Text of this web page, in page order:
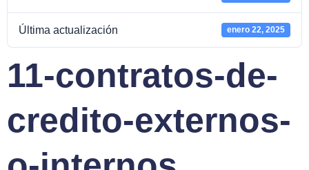
Última actualización enero 22, 2025
11-contratos-de-
credito-externos-